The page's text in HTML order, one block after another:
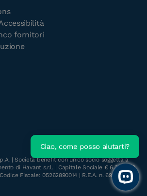
gratuito
fornitori
| Società benefit con unico socio soggetta a
di Havant s.r.l. | Capitale Sociale € 6.300.000
Fiscale: 05262890014 | R.E.A. n. 696117
Open
Ciao, come posso aiutarti?